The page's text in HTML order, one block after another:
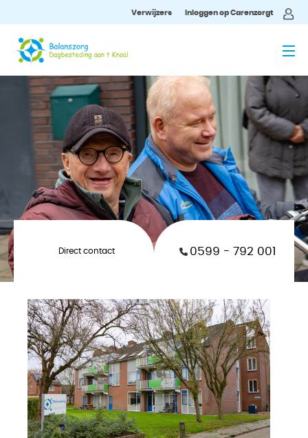
Verwijzers Inloggen op Carenzorgt
Direct contact 0599 - 792 001